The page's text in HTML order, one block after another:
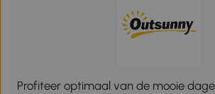
Profiteer optimaal van de mooie